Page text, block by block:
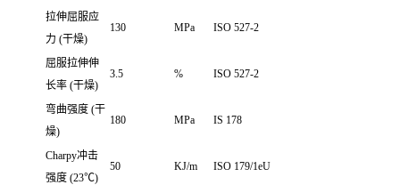
拉伸屈服应
力 (干燥)
130 MPa ISO 527-2
屈服拉伸伸
长率 (干燥)
3.5 % ISO 527-2
弯曲强度 (干
燥)
180 MPa IS 178
Charpy冲击
强度 (23℃)
50 KJ/m ISO 179/1eU